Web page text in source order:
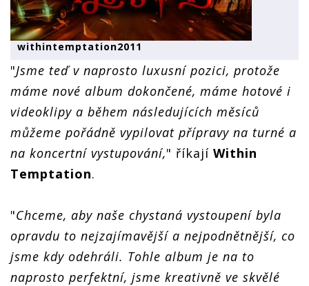
withintemptation2011
"Jsme teď v naprosto luxusní pozici, protože
máme nové album dokončené, máme hotové i
videoklipy a během následujících měsíců
můžeme pořádně vypilovat přípravy na turné a
na koncertní vystupování," říkají Within
Temptation.
"Chceme, aby naše chystaná vystoupení byla
opravdu to nejzajímavější a nejpodnětnější, co
jsme kdy odehráli. Tohle album je na to
naprosto perfektní, jsme kreativně ve skvělé